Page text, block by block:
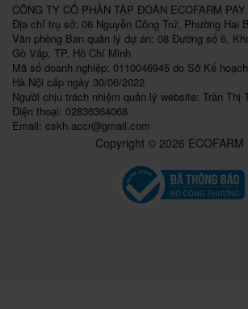
CÔNG TY CỔ PHẦN TẬP ĐOÀN ECOFARM PAY
Địa chỉ trụ sở: 06 Nguyễn Công Trứ, Phường Hai
Văn phòng Ban quản lý dự án: 08 Đường số 6,
Gò Vấp, TP. Hồ Chí Minh
Mã số doanh nghiệp: 0110046945 do Sở Kế
Hà Nội cấp ngày 30/06/2022
Người chịu trách nhiệm quản lý website: Trần Thị
Điện thoại: 02836364068
Email: cskh.accr@gmail.com
Copyright © 2026 ECOFARM